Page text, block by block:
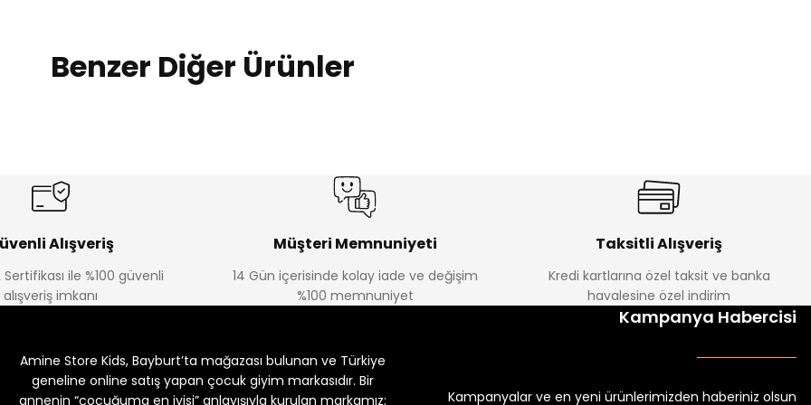
Benzer Diğer Ürünler
Navi Kız Çocuk Kot Pantolon Melra Kız Çocuk Kot Pantolon
%22
Yeni₺ 250
%22
Yeni
₺ 320 ₺ 250
%22
Koren Kız Çocuk ve Bebek Tayt
Alışveriş
Sertifikası ile %100 güvenli
alışveriş imkanı
Müşteri Memnuniyeti
14 Gün içerisinde kolay iade ve değişim
%100 memnuniyet
Taksitli Alışveriş
Kredi kartlarına özel taksit ve banka
havalesine özel indirim
Amine Store Kids, Bayburt’ta mağazası bulunan ve Türkiye
geneline online satış yapan çocuk giyim markasıdır. Bir
annenin “çocuğuma en iyisi” anlayışıyla kurulan markamız;
Kampanya Habercisi
Kampanyalar ve en yeni ürünlerimizden haberiniz olsun